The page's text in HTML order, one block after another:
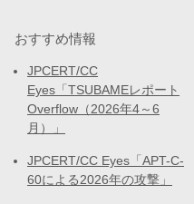
おすすめ情報
JPCERT/CC
Eyes「TSUBAMEレポート
Overflow（2026年4～6
月）」
JPCERT/CC Eyes「APT-C-
60による2026年の攻撃」